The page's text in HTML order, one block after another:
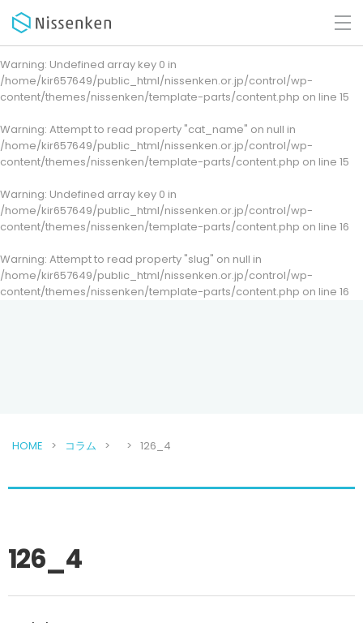
Warning: Undefined array key 0 in
/home/kir657649/public_html/nissenken.or.jp/control/wp-
content/themes/nissenken/template-parts/content.php on line 15
Warning: Attempt to read property "cat_name" on null in
/home/kir657649/public_html/nissenken.or.jp/control/wp-
content/themes/nissenken/template-parts/content.php on line 15
Warning: Undefined array key 0 in
/home/kir657649/public_html/nissenken.or.jp/control/wp-
content/themes/nissenken/template-parts/content.php on line 16
Warning: Attempt to read property "slug" on null in
/home/kir657649/public_html/nissenken.or.jp/control/wp-
content/themes/nissenken/template-parts/content.php on line 16
HOME コラム 126_4
126_4